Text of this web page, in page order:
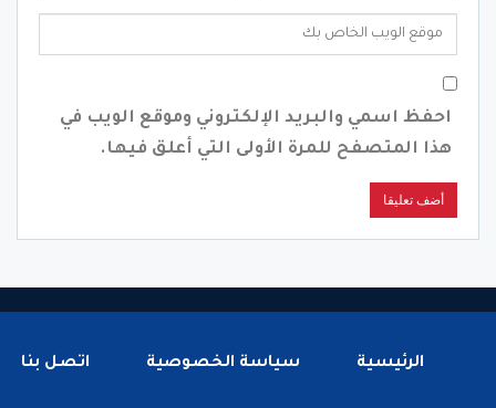
احفظ اسمي والبريد الإلكتروني وموقع الويب في
هذا المتصفح للمرة الأولى التي أعلق فيها.
الرئيسية سياسة الخصوصية اتصل بنا